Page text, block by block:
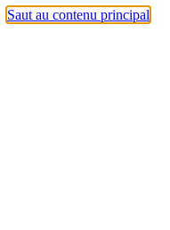
Saut au contenu principal